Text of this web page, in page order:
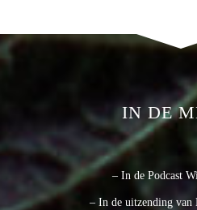
IN DE
– In de Podcast
– In de uitzending van